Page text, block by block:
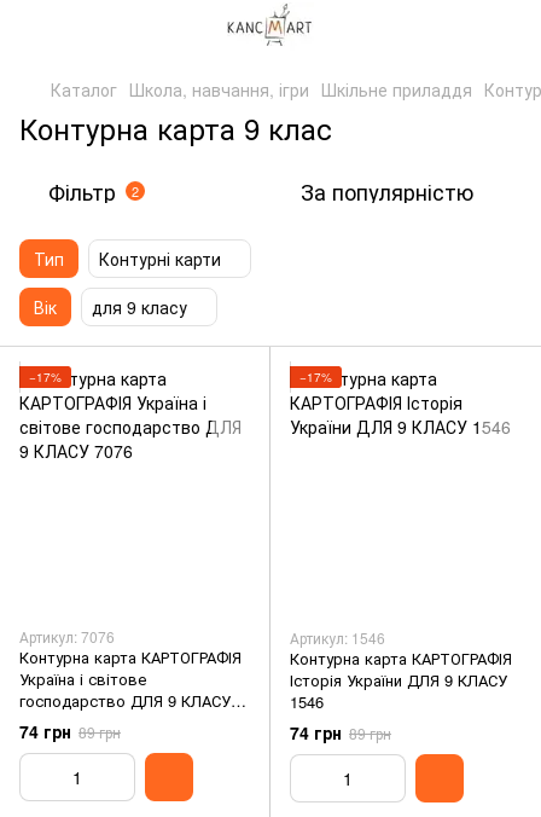
Каталог Школа, навчання, ігри Шкільне приладдя
Контурна карта 9 клас
Фільтр 2 За популярністю
Тип
Контурні карти
Вік
для 9 класу
−17%
Артикул: 7076
Контурна карта КАРТОГРАФІЯ
Україна і світове
господарство ДЛЯ 9 КЛАСУ
7076
74 грн 89 грн
−17%
Артикул: 1546
Контурна карта КАРТОГРАФІЯ
Історія України ДЛЯ 9 КЛАСУ
1546
74 грн 89 грн